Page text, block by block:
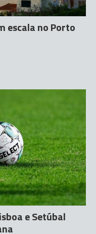
escala no Porto
e Setúbal